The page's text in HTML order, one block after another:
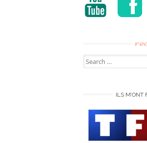
Search
for:
ILS M’ONT